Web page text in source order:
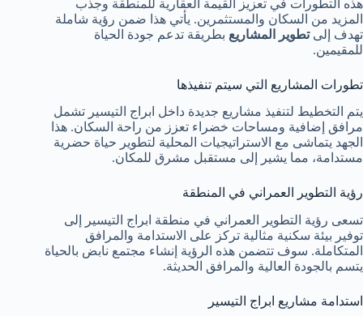
هذه التطورات في تعزيز القيمة العقارية للمنطقة وجذب
المزيد من السكان والمستثمرين. يأتي هذا ضمن رؤية شاملة
تهدف إلىتطوير المشاريع بطريقة تدعم جودة الحياة
للمقيمين.
تطورات المشاريع التي سيتم تنفيذها
يتم التخطيط لتنفيذ مشاريع جديدة داخل ابراج التيسير تشمل
مرافق إضافية ومساحات خضراء تعزز من راحة السكان. هذا
الجهد يتماشى مع الاستراتيجيات المحلية لتطوير حياة حضرية
مستدامة، مما يشير إلى مستقبل مشرق للمكان.
رؤية التطوير العمراني في المنطقة
تسعى رؤية التطوير العمراني في منطقة ابراج التيسير إلى
توفير بيئة سكنية مثالية تركز على الاستدامة والمرافق
المتكاملة. سوف تتضمن هذه الرؤية إنشاء مجتمع نابض بالحياة
يتسم بالجودة العالية والمرافق الحديثة.
استدامة مشاريع ابراج التيسير